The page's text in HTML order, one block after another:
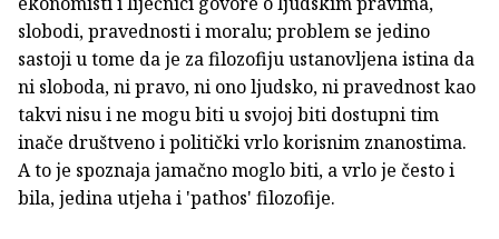
slobodi, pravednosti i moralu; problem se jedino
sastoji u tome da je za filozofiju ustanovljena istina da
ni sloboda, ni pravo, ni ono ljudsko, ni pravednost kao
takvi nisu i ne mogu biti u svojoj biti dostupni tim
inače društveno i politički vrlo korisnim znanostima.
A to je spoznaja jamačno moglo biti, a vrlo je često i
bila, jedina utjeha i 'pathos' filozofije.